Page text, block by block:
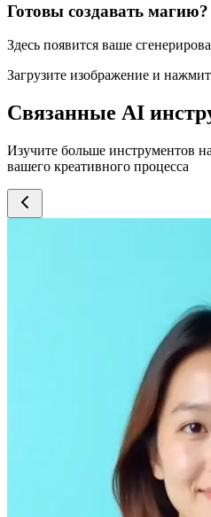
Готовы создавать магию?
Здесь появится ваше
Загрузите изображение и
Связанные AI
Изучите больше инструментов
вашего креативного процесса